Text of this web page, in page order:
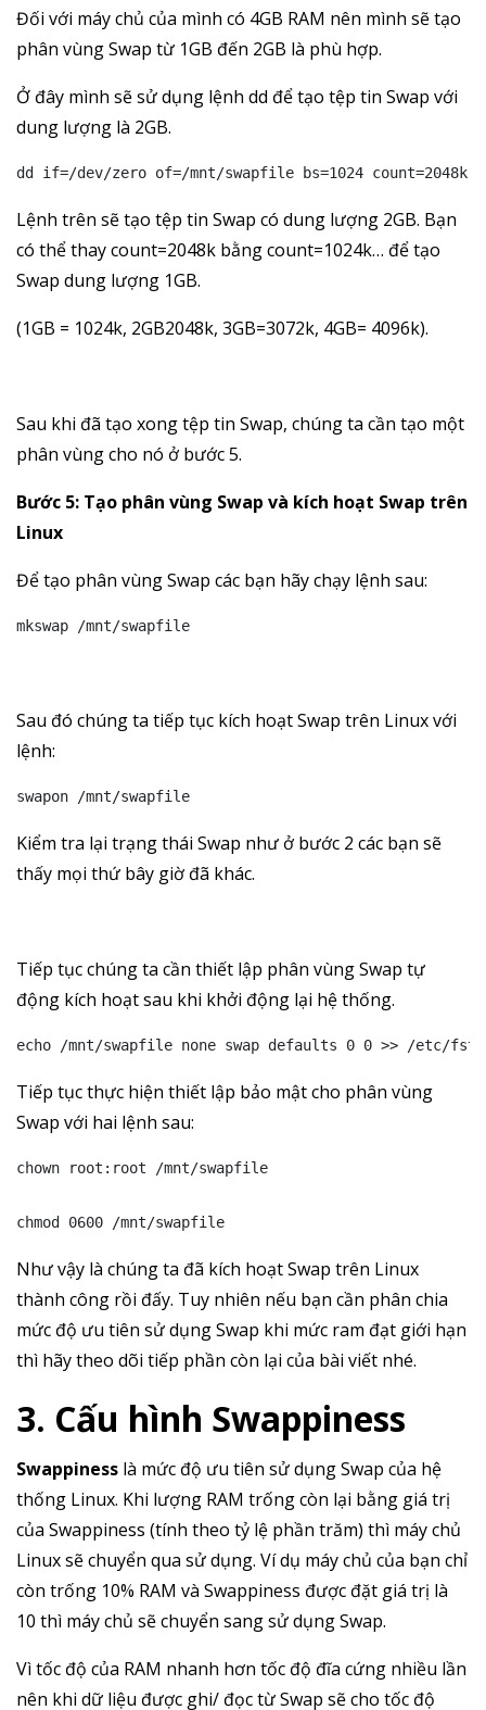
Đối với máy chủ của mình có 4GB RAM nên mình sẽ tạo
phân vùng Swap từ 1GB đến 2GB là phù hợp.
Ở đây mình sẽ sử dụng lệnh dd để tạo tệp tin Swap với
dung lượng là 2GB.
dd if=/dev/zero of=/mnt/swapfile bs=1024 count=2048k
Lệnh trên sẽ tạo tệp tin Swap có dung lượng 2GB. Bạn
có thể thay count=2048k bằng count=1024k… để tạo
Swap dung lượng 1GB.
(1GB = 1024k, 2GB2048k, 3GB=3072k, 4GB= 4096k).
Sau khi đã tạo xong tệp tin Swap, chúng ta cần tạo một
phân vùng cho nó ở bước 5.
Bước 5: Tạo phân vùng Swap và kích hoạt Swap trên
Linux
Để tạo phân vùng Swap các bạn hãy chạy lệnh sau:
mkswap /mnt/swapfile
Sau đó chúng ta tiếp tục kích hoạt Swap trên Linux với
lệnh:
swapon /mnt/swapfile
Kiểm tra lại trạng thái Swap như ở bước 2 các bạn sẽ
thấy mọi thứ bây giờ đã khác.
Tiếp tục chúng ta cần thiết lập phân vùng Swap tự
động kích hoạt sau khi khởi động lại hệ thống.
echo /mnt/swapfile none swap defaults 0 0 >> /etc/
Tiếp tục thực hiện thiết lập bảo mật cho phân vùng
Swap với hai lệnh sau:
chown root:root /mnt/swapfile
chmod 0600 /mnt/swapfile
Như vậy là chúng ta đã kích hoạt Swap trên Linux
thành công rồi đấy. Tuy nhiên nếu bạn cần phân chia
mức độ ưu tiên sử dụng Swap khi mức ram đạt giới hạn
thì hãy theo dõi tiếp phần còn lại của bài viết nhé.
3. Cấu hình Swappiness
Swappiness là mức độ ưu tiên sử dụng Swap của hệ
thống Linux. Khi lượng RAM trống còn lại bằng giá trị
của Swappiness (tính theo tỷ lệ phần trăm) thì máy chủ
Linux sẽ chuyển qua sử dụng. Ví dụ máy chủ của bạn chỉ
còn trống 10% RAM và Swappiness được đặt giá trị là
10 thì máy chủ sẽ chuyển sang sử dụng Swap.
Vì tốc độ của RAM nhanh hơn tốc độ đĩa cứng nhiều lần
nên khi dữ liệu được ghi/ đọc từ Swap sẽ cho tốc độ